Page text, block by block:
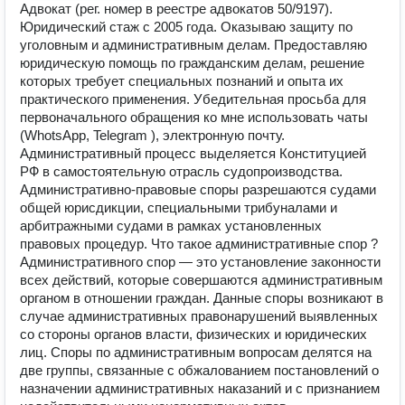
Адвокат (рег. номер в реестре адвокатов 50/9197).
Юридический стаж с 2005 года. Оказываю защиту по
уголовным и административным делам. Предоставляю
юридическую помощь по гражданским делам, решение
которых требует специальных познаний и опыта их
практического применения. Убедительная просьба для
первоначального обращения ко мне использовать чаты
(WhotsApp, Telegram ), электронную почту.
Административный процесс выделяется Конституцией
РФ в самостоятельную отрасль судопроизводства.
Административно-правовые споры разрешаются судами
общей юрисдикции, специальными трибуналами и
арбитражными судами в рамках установленных
правовых процедур. Что такое административные спор ?
Административного спор — это установление законности
всех действий, которые совершаются административным
органом в отношении граждан. Данные споры возникают в
случае административных правонарушений выявленных
со стороны органов власти, физических и юридических
лиц. Споры по административным вопросам делятся на
две группы, связанные с обжалованием постановлений о
назначении административных наказаний и с признанием